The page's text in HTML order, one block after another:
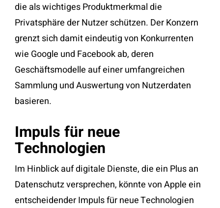
die als wichtiges Produktmerkmal die
Privatsphäre der Nutzer schützen. Der Konzern
grenzt sich damit eindeutig von Konkurrenten
wie Google und Facebook ab, deren
Geschäftsmodelle auf einer umfangreichen
Sammlung und Auswertung von Nutzerdaten
basieren.
Impuls für neue
Technologien
Im Hinblick auf digitale Dienste, die ein Plus an
Datenschutz versprechen, könnte von Apple ein
entscheidender Impuls für neue Technologien